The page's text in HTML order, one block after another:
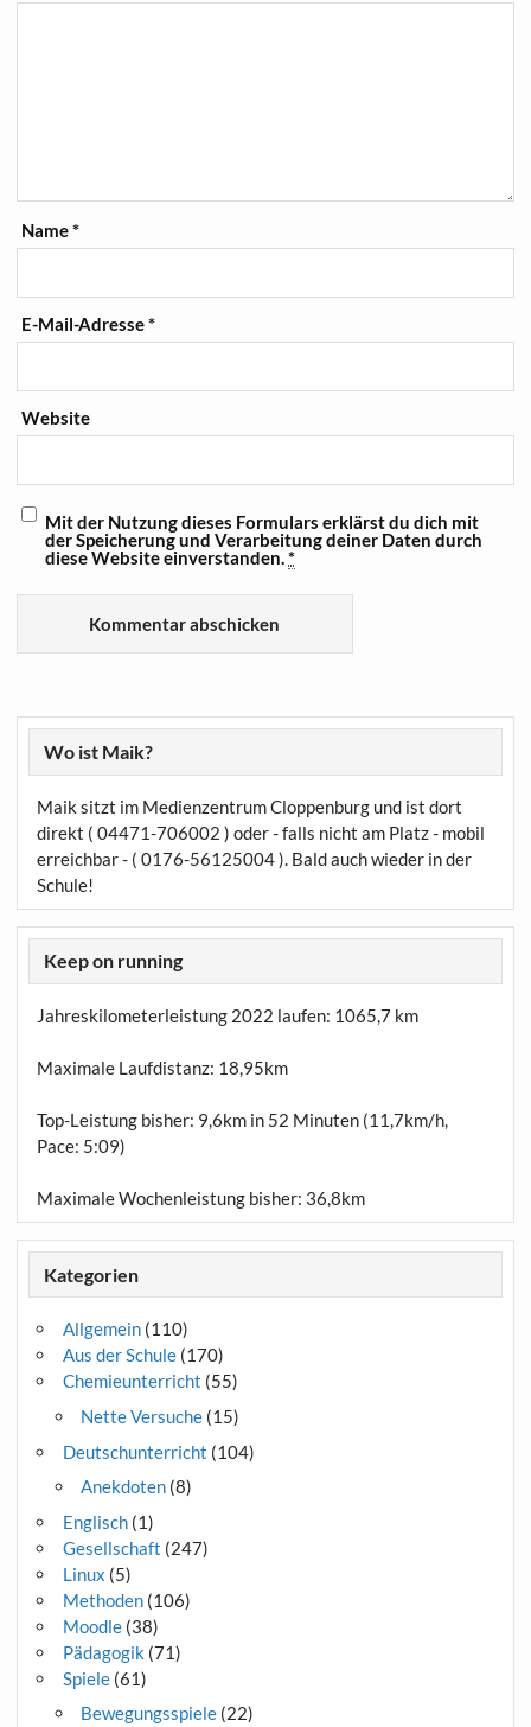
Name*
E-Mail-Adresse*
Website
Mit der Nutzung dieses Formulars erklärst du dich mit
der Speicherung und Verarbeitung deiner Daten durch
diese Website einverstanden.*
Wo ist Maik?
Maik sitzt im Medienzentrum Cloppenburg und ist dort
direkt ( 04471-706002 ) oder - falls nicht am Platz - mobil
erreichbar - ( 0176-56125004 ). Bald auch wieder in der
Schule!
Keep on running
Jahreskilometerleistung 2022 laufen: 1065,7 km
Maximale Laufdistanz: 18,95km
Top-Leistung bisher: 9,6km in 52 Minuten (11,7km/h,
Pace: 5:09)
Maximale Wochenleistung bisher: 36,8km
Kategorien
Allgemein(110)
Aus der Schule(170)
Chemieunterricht (55)
Nette Versuche(15)
Deutschunterricht (104)
Anekdoten(8)
Englisch(1)
Gesellschaft (247)
Linux (5)
Methoden(106)
Moodle(38)
Pädagogik (71)
Spiele(61)
Bewegungsspiele(22)